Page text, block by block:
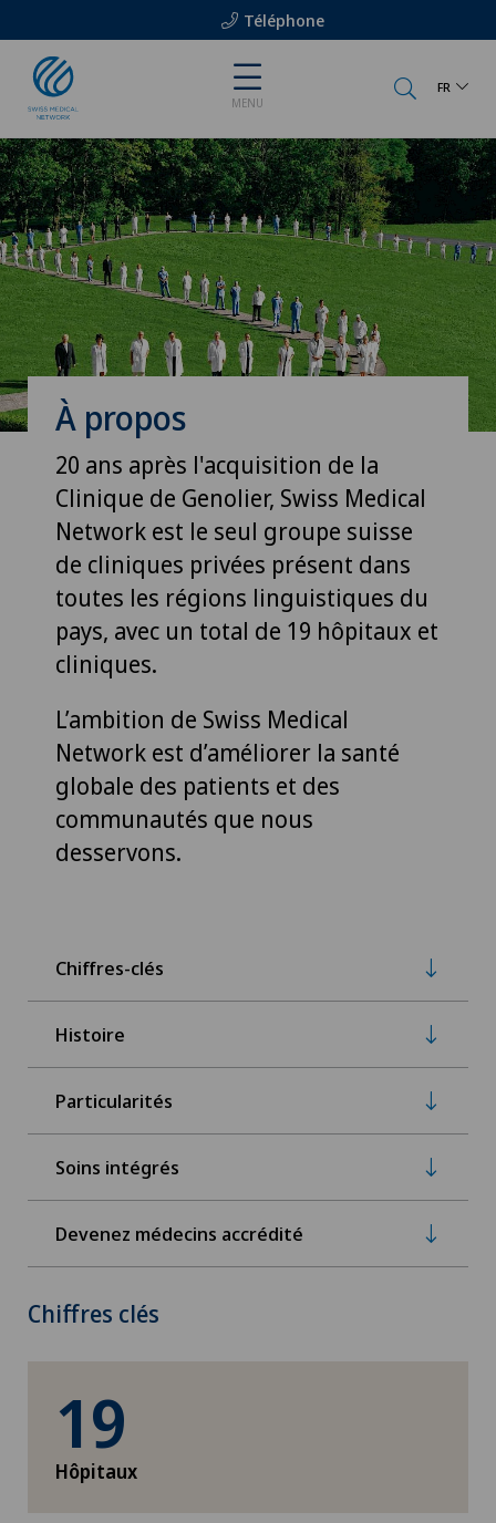
Téléphone
MENU
FR
À propos
20 ans après l'acquisition de la
Clinique de Genolier, Swiss Medical
Network est le seul groupe suisse
de cliniques privées présent dans
toutes les régions linguistiques du
pays, avec un total de 19 hôpitaux et
cliniques.
L’ambition de Swiss Medical
Network est d’améliorer la santé
globale des patients et des
communautés que nous
desservons.
Chiffres-clés
Histoire
Particularités
Soins intégrés
Devenez médecins accrédité
Chiffres clés
19
Hôpitaux